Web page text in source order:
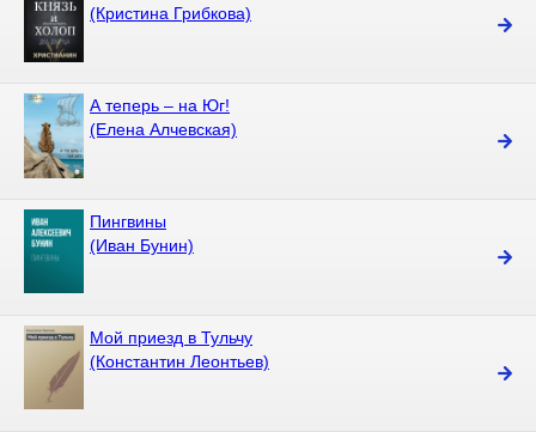
(Кристина Грибкова)
А теперь – на Юг!
(Елена Алчевская)
Пингвины
(Иван Бунин)
Мой приезд в Тульчу
(Константин Леонтьев)